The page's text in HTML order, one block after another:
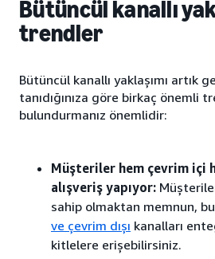
Bütüncül kanallı
trendler
Bütüncül kanallı yaklaşımı artık
tanıdığınıza göre birkaç önemli
bulundurmanız önemlidir:
Müşteriler hem çevrim içi
alışveriş yapıyor:
sahip olmaktan memnun,
ve çevrim dışı kanalları
kitlelere erişebilirsiniz.